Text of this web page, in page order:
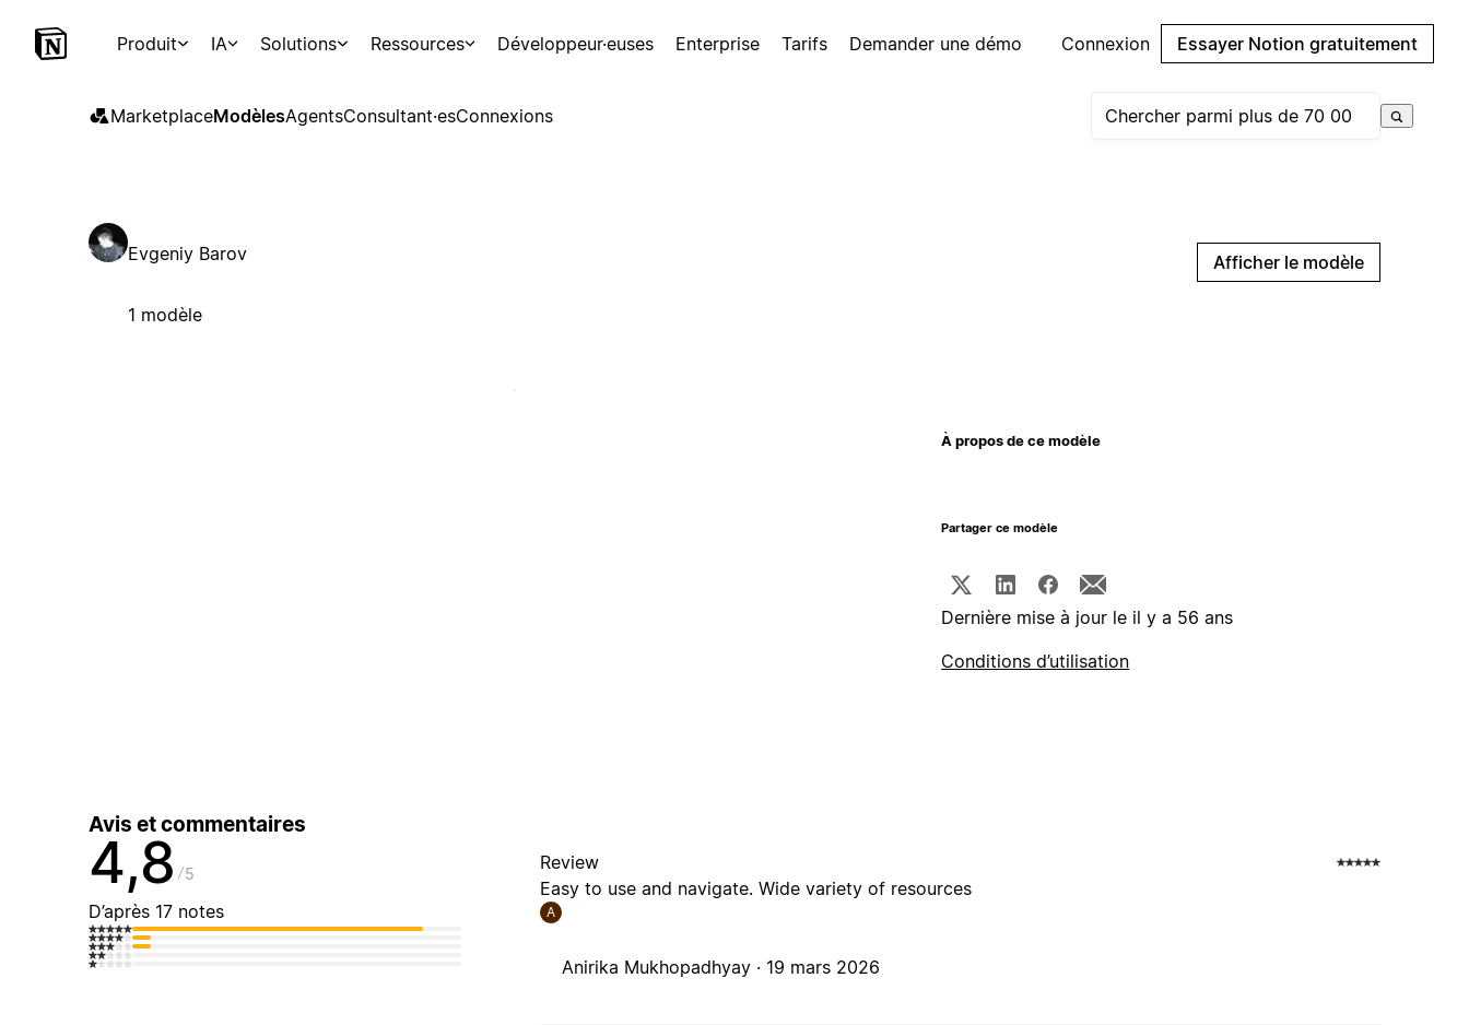
Produit IA Solutions Ressources Développeur·euses Enterprise Tarifs Demander une démo Connexion Essayer Notion gratuitement
MarketplaceModèlesAgentsConsultant·esConnexions
Evgeniy Barov
1 modèle
Afficher le modèle
À propos de ce modèle
Partager ce modèle
Dernière mise à jour le il y a 56 ans
Conditions d’utilisation
Avis et commentaires
4,8 5
D’après 17 notes
Review
Easy to use and navigate. Wide variety of resources
A
Anirika Mukhopadhyay · 19 mars 2026